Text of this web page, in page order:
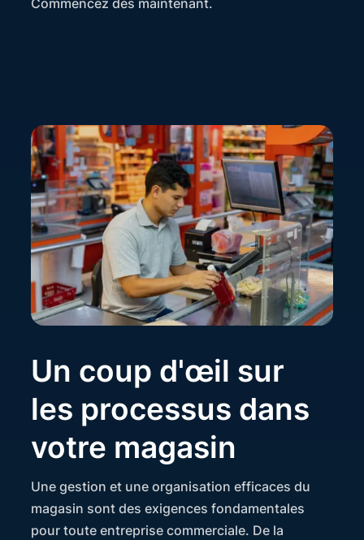
Commencez dès maintenant.
Un coup d'œil sur
les processus dans
votre magasin
Une gestion et une organisation efficaces du
magasin sont des exigences fondamentales
pour toute entreprise commerciale. De la